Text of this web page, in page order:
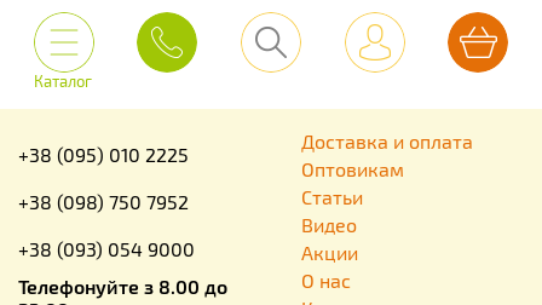
Каталог
+38 (095) 010 2225
+38 (098) 750 7952
+38 (093) 054 9000
Телефонуйте з 8.00 до
Доставка и оплата
Оптовикам
Статьи
Видео
Акции
О нас